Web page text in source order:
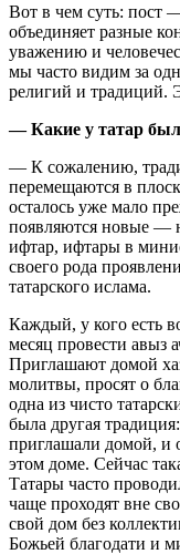
Вот в чем суть: пост
объединяет разные
уважению и
мы часто видим за
религий и традиций.
— Какие у татар
— К сожалению,
перемещаются в
осталось уже мало
появляются новые —
ифтар, ифтары в
своего рода
татарского ислама.
Каждый, у кого есть
месяц провести авыз
Приглашают домой
молитвы, просят о
одна из чисто
была другая
приглашали домой, и
этом доме. Сейчас
Татары часто
чаще проходят вне
свой дом без
Божьей благодати и